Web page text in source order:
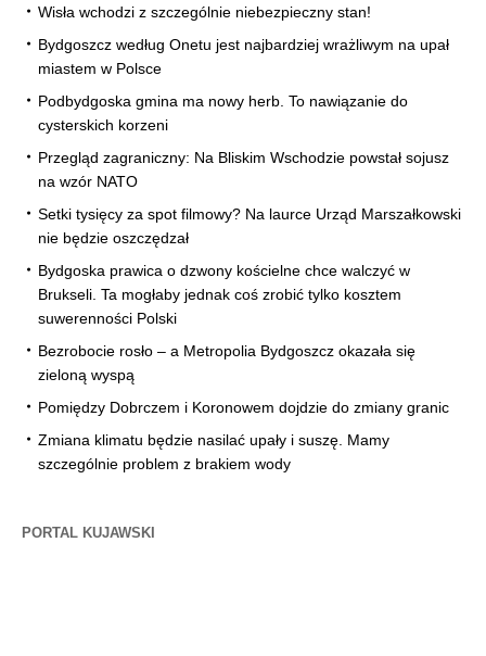
Wisła wchodzi z szczególnie niebezpieczny stan!
Bydgoszcz według Onetu jest najbardziej wrażliwym na upał
miastem w Polsce
Podbydgoska gmina ma nowy herb. To nawiązanie do
cysterskich korzeni
Przegląd zagraniczny: Na Bliskim Wschodzie powstał sojusz
na wzór NATO
Setki tysięcy za spot filmowy? Na laurce Urząd Marszałkowski
nie będzie oszczędzał
Bydgoska prawica o dzwony kościelne chce walczyć w
Brukseli. Ta mogłaby jednak coś zrobić tylko kosztem
suwerenności Polski
Bezrobocie rosło – a Metropolia Bydgoszcz okazała się
zieloną wyspą
Pomiędzy Dobrczem i Koronowem dojdzie do zmiany granic
Zmiana klimatu będzie nasilać upały i suszę. Mamy
szczególnie problem z brakiem wody
PORTAL KUJAWSKI